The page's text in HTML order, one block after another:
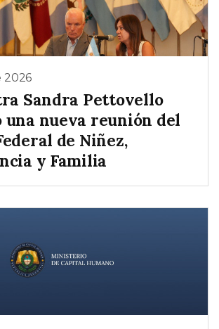
2026
Sandra Pettovello
una nueva reunión del
de Niñez,
y Familia